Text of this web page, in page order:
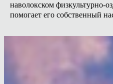
наволокском физкультурно-
помогает его собственный